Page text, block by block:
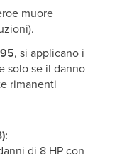
muore
, si applicano i
solo se il danno
rimanenti
di 8 HP con